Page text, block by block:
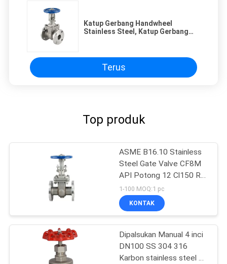
Katup Gerbang Handwheel
Stainless Steel, Katup Gerbang
Terus
Top produk
ASME B16.10 Stainless
Steel Gate Valve CF8M
API Potong 12 Cl150 RF
Flanged Gate Valve
1-100 MOQ:1 pc
KONTAK
Dipalsukan Manual 4 inci
DN100 SS 304 316
Karbon stainless steel 6